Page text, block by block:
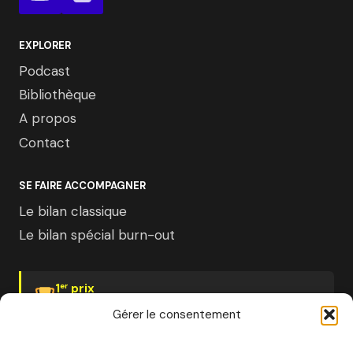
Gérer le consentement
EXPLORER
Podcast
Bibliothèque
A propos
Contact
SE FAIRE ACCOMPAGNER
Le bilan classique
Le bilan spécial burn-out
1er prix